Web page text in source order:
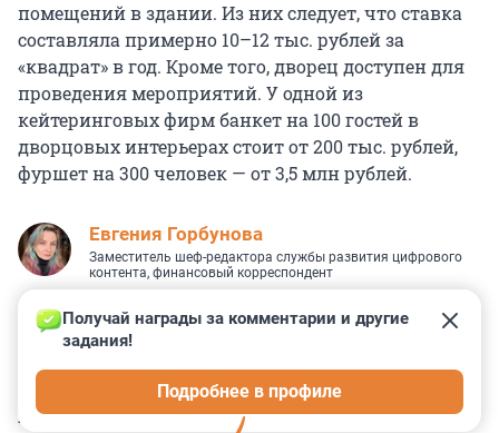
помещений в здании. Из них следует, что ставка
составляла примерно 10–12 тыс. рублей за
«квадрат» в год. Кроме того, дворец доступен для
проведения мероприятий. У одной из
кейтеринговых фирм банкет на 100 гостей в
дворцовых интерьерах стоит от 200 тыс. рублей,
фуршет на 300 человек — от 3,5 млн рублей.
Евгения Горбунова
Заместитель шеф-редактора службы развития цифрового
контента, финансовый корреспондент
КОММЕНТАРИИ 46
Получай награды за комментарии и другие
задания!
Подробнее в профиле